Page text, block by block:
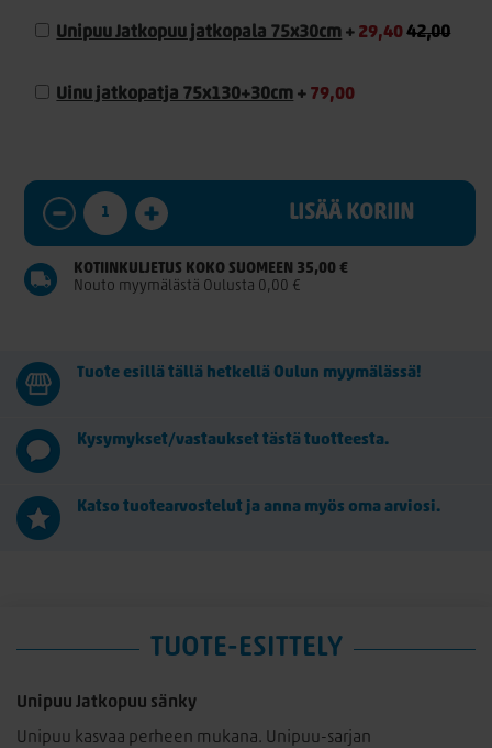
Unipuu Jatkopuu jatkopala 75x30cm + 29,40 42,00
Uinu jatkopatja 75x130+30cm + 79,00
LISÄÄ KORIIN
KOTIINKULJETUS KOKO SUOMEEN 35,00 €
Nouto myymälästä Oulusta 0,00 €
Tuote esillä tällä hetkellä Oulun myymälässä!
Kysymykset/vastaukset tästä tuotteesta.
Katso tuotearvostelut ja anna myös oma arviosi.
TUOTE-ESITTELY
Unipuu Jatkopuu sänky
Unipuu kasvaa perheen mukana. Unipuu-sarjan